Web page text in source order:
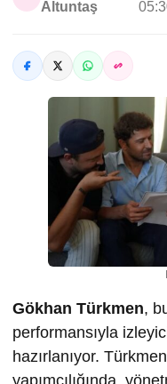
Altuntaş
Gökhan Türkmen,
performansıyla
hazırlanıyor.